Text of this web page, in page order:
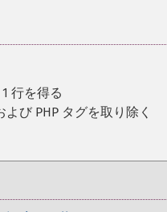
行を得る
び PHP タグを取り除く